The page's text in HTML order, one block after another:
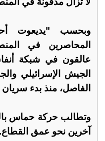
وبحسب "يديعوت
المحاصرين في
عالقون في شبكة
الجيش الإسرائيلي
الفاصل، منذ بدء
وتطالب حركة حماس
آخرين نحو عمق القطاع.